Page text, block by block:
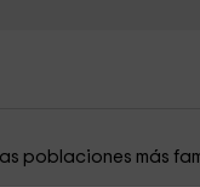
poblaciones más